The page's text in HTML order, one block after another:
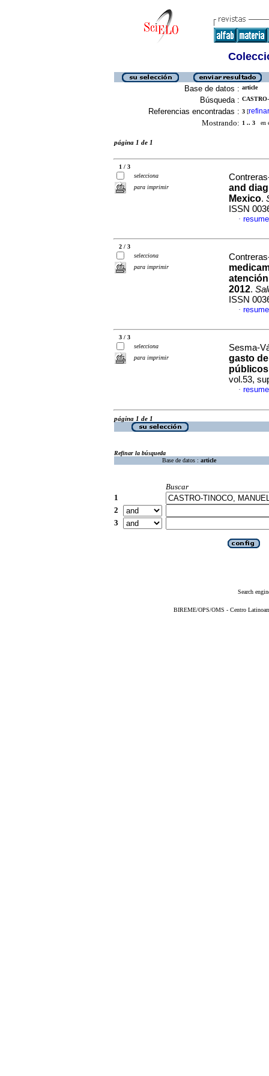
Base de datos : article
Búsqueda :
Referencias encontradas : 3 [refinar
Mostrando: 1 .. 3 en
página 1 de 1
1 / 3
selecciona
para imprimir
and
Mexico.
ISSN
·
2 / 3
selecciona
para imprimir
2012.
ISSN
·
3 / 3
selecciona
para imprimir
Sesma-
gasto
públicos
vol.53,
·
página 1 de 1
Refinar la búsqueda
Base de datos : article
Buscar
1
2
3
Search
BIREME/OPS/OMS - Centro